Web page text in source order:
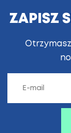
ZAPISZ